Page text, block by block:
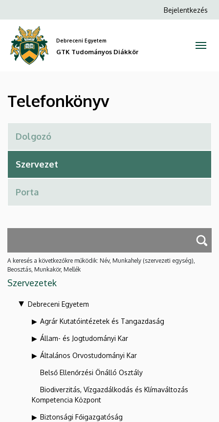
GTK
Tudományos
Diákkör
a
tartalomra
Anonim
Bejelentkezés
Debreceni Egyetem
GTK Tudományos Diákkör
Telefonkönyv
A keresés a következőkre működik: Név, Munkahely (szervezeti egység),
Beosztás, Munkakör, Mellék
Szervezetek
Debreceni Egyetem
Agrár Kutatóintézetek és Tangazdaság
Állam- és Jogtudományi Kar
Általános Orvostudományi Kar
Belső Ellenőrzési Önálló Osztály
Biodiverzitás, Vízgazdálkodás és Klímaváltozás
Kompetencia Központ
Biztonsági Főigazgatóság